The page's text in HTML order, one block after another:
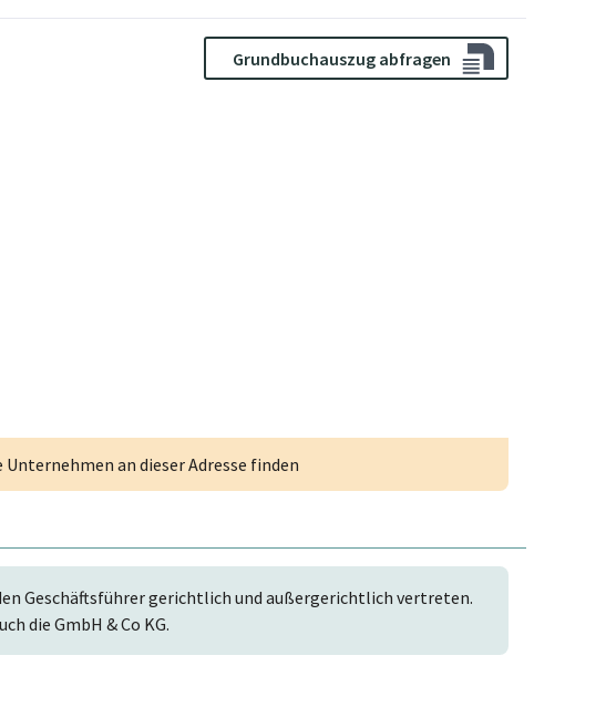
Grundbuchauszug abfragen
an dieser Adresse finden
Geschäftsführer gerichtlich und außergerichtlich vertreten.
die GmbH & Co KG.